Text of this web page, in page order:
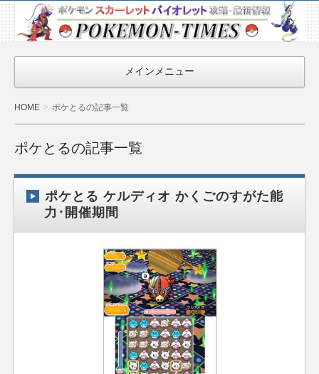
ポケモン最新
情報まとめ
『POKEMON-
TIMES』
メインメニュー
HOME ポケとるの記事一覧
ポケとるの記事一覧
ポケとる ケルディオ かくごのすがた能
力･開催期間